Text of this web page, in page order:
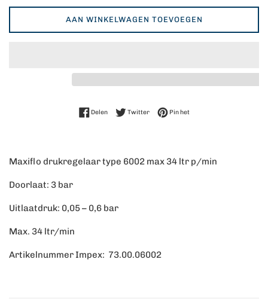
AAN WINKELWAGEN TOEVOEGEN
DelenDelen op Facebook
TwitterTwitteren op Twitter
Pin hetPinnen op Pinterest
Maxiflo drukregelaar type 6002 max 34 ltr p/min
Doorlaat: 3 bar
Uitlaatdruk: 0,05 – 0,6 bar
Max. 34 ltr/min
Artikelnummer Impex: 73.00.06002